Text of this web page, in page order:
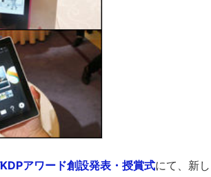
アワード創設発表・授賞式にて、新し